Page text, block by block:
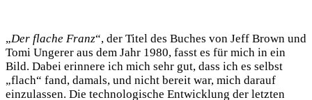
„Der flache Franz“, der Titel des Buches von Jeff Brown und
Tomi Ungerer aus dem Jahr 1980, fasst es für mich in ein
Bild. Dabei erinnere ich mich sehr gut, dass ich es selbst
„flach“ fand, damals, und nicht bereit war, mich darauf
einzulassen. Die technologische Entwicklung der letzten